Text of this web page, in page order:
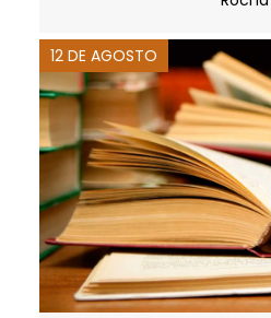
12 DE AGOSTO